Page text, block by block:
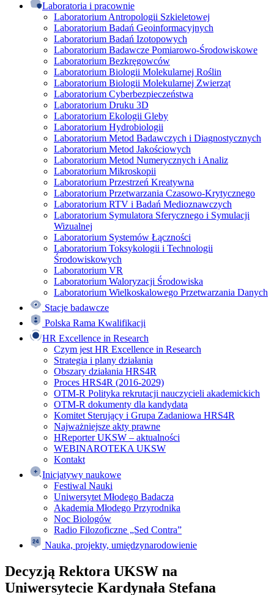
Laboratoria i pracownie
Laboratorium Antropologii Szkieletowej
Laboratorium Badań Geoinformacyjnych
Laboratorium Badań Izotopowych
Laboratorium Badawcze Pomiarowo-Środowiskowe
Laboratorium Bezkręgowców
Laboratorium Biologii Molekularnej Roślin
Laboratorium Biologii Molekularnej Zwierząt
Laboratorium Cyberbezpieczeństwa
Laboratorium Druku 3D
Laboratorium Ekologii Gleby
Laboratorium Hydrobiologii
Laboratorium Metod Badawczych i Diagnostycznych
Laboratorium Metod Jakościowych
Laboratorium Metod Numerycznych i Analiz
Laboratorium Mikroskopii
Laboratorium Przestrzeń Kreatywna
Laboratorium Przetwarzania Czasowo-Krytycznego
Laboratorium RTV i Badań Medioznawczych
Laboratorium Symulatora Sferycznego i Symulacji
Wizualnej
Laboratorium Systemów Łączności
Laboratorium Toksykologii i Technologii
Środowiskowych
Laboratorium VR
Laboratorium Waloryzacji Środowiska
Laboratorium Wielkoskalowego Przetwarzania Danych
Stacje badawcze
Polska Rama Kwalifikacji
HR Excellence in Research
Czym jest HR Excellence in Research
Strategia i plany działania
Obszary działania HRS4R
Proces HRS4R (2016-2029)
OTM-R Polityka rekrutacji nauczycieli akademickich
OTM-R dokumenty dla kandydata
Komitet Sterujący i Grupa Zadaniowa HRS4R
Najważniejsze akty prawne
HReporter UKSW – aktualności
WEBINAROTEKA UKSW
Kontakt
Inicjatywy naukowe
Festiwal Nauki
Uniwersytet Młodego Badacza
Akademia Młodego Przyrodnika
Noc Biologów
Radio Filozoficzne „Sed Contra”
Nauka, projekty, umiędzynarodowienie
Decyzją Rektora UKSW na
Uniwersytecie Kardynała Stefana